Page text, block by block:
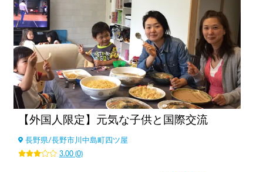
【外国人限定】元気な子供と国際交流
長野県/長野市川中島町四ツ屋
3.00(0)